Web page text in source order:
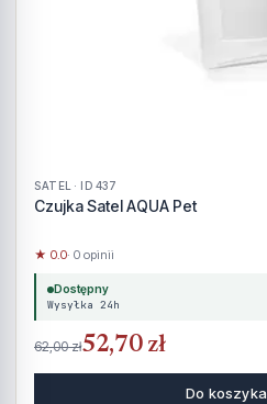
SATEL · ID 437
Czujka Satel AQUA Pet
★ 0.0· 0 opinii
Dostępny
Wysyłka 24h
62,00 zł52,70 zł
Do koszyka